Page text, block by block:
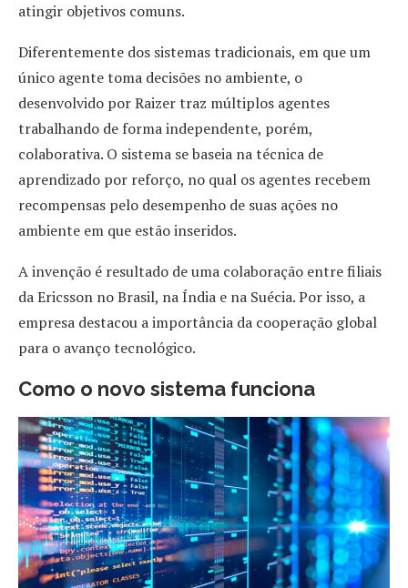
atingir objetivos comuns.
Diferentemente dos sistemas tradicionais, em que um
único agente toma decisões no ambiente, o
desenvolvido por Raizer traz múltiplos agentes
trabalhando de forma independente, porém,
colaborativa. O sistema se baseia na técnica de
aprendizado por reforço, no qual os agentes recebem
recompensas pelo desempenho de suas ações no
ambiente em que estão inseridos.
A invenção é resultado de uma colaboração entre filiais
da Ericsson no Brasil, na Índia e na Suécia. Por isso, a
empresa destacou a importância da cooperação global
para o avanço tecnológico.
Como o novo sistema funciona